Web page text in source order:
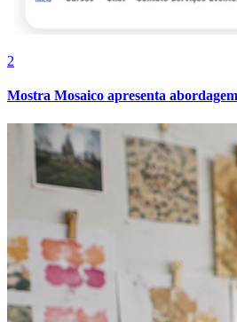
Vasco
2
Mostra Mosaico apresenta